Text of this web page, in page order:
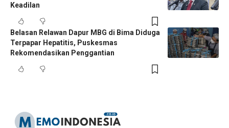
Keadilan
Belasan Relawan Dapur MBG di Bima Diduga
Terpapar Hepatitis, Puskesmas
Rekomendasikan Penggantian